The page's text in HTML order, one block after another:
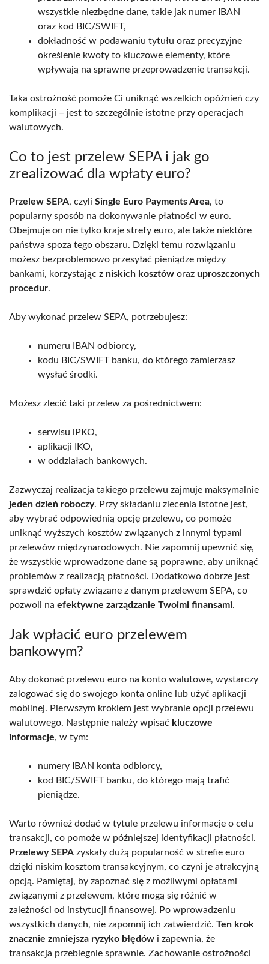
wszystkie niezbędne dane, takie jak numer IBAN
oraz kod BIC/SWIFT,
dokładność w podawaniu tytułu oraz precyzyjne
określenie kwoty to kluczowe elementy, które
wpływają na sprawne przeprowadzenie transakcji.
Taka ostrożność pomoże Ci uniknąć wszelkich opóźnień czy
komplikacji – jest to szczególnie istotne przy operacjach
walutowych.
Co to jest przelew SEPA i jak go
zrealizować dla wpłaty euro?
Przelew SEPA, czyli Single Euro Payments Area, to
popularny sposób na dokonywanie płatności w euro.
Obejmuje on nie tylko kraje strefy euro, ale także niektóre
państwa spoza tego obszaru. Dzięki temu rozwiązaniu
możesz bezproblemowo przesyłać pieniądze między
bankami, korzystając z niskich kosztów oraz uproszczonych
procedur.
Aby wykonać przelew SEPA, potrzebujesz:
numeru IBAN odbiorcy,
kodu BIC/SWIFT banku, do którego zamierzasz
wysłać środki.
Możesz zlecić taki przelew za pośrednictwem:
serwisu iPKO,
aplikacji IKO,
w oddziałach bankowych.
Zazwyczaj realizacja takiego przelewu zajmuje maksymalnie
jeden dzień roboczy. Przy składaniu zlecenia istotne jest,
aby wybrać odpowiednią opcję przelewu, co pomoże
uniknąć wyższych kosztów związanych z innymi typami
przelewów międzynarodowych. Nie zapomnij upewnić się,
że wszystkie wprowadzone dane są poprawne, aby uniknąć
problemów z realizacją płatności. Dodatkowo dobrze jest
sprawdzić opłaty związane z danym przelewem SEPA, co
pozwoli na efektywne zarządzanie Twoimi finansami.
Jak wpłacić euro przelewem
bankowym?
Aby dokonać przelewu euro na konto walutowe, wystarczy
zalogować się do swojego konta online lub użyć aplikacji
mobilnej. Pierwszym krokiem jest wybranie opcji przelewu
walutowego. Następnie należy wpisać kluczowe
informacje, w tym:
numery IBAN konta odbiorcy,
kod BIC/SWIFT banku, do którego mają trafić
pieniądze.
Warto również dodać w tytule przelewu informacje o celu
transakcji, co pomoże w późniejszej identyfikacji płatności.
Przelewy SEPA zyskały dużą popularność w strefie euro
dzięki niskim kosztom transakcyjnym, co czyni je atrakcyjną
opcją. Pamiętaj, by zapoznać się z możliwymi opłatami
związanymi z przelewem, które mogą się różnić w
zależności od instytucji finansowej. Po wprowadzeniu
wszystkich danych, nie zapomnij ich zatwierdzić. Ten krok
znacznie zmniejsza ryzyko błędów i zapewnia, że
transakcja przebiegnie sprawnie. Zachowanie ostrożności